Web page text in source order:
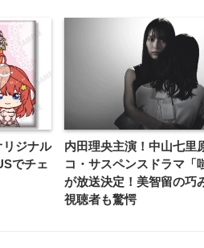
リジナル
でチェ
内田理央主演！中山七里
コ・サスペンスドラマ「
が放送決定！美智留の巧
視聴者も驚愕